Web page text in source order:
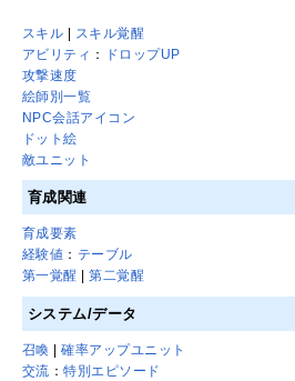
スキル | スキル覚醒
アビリティ ：
ドロップUP
攻撃速度
絵師別一覧
NPC会話アイコン
ドット絵
敵ユニット
育成関連
育成要素
経験値 ： テーブル
第一覚醒
|第二覚醒
システム/データ
召喚 |確率アップユニット
交流 ：特別エピソード